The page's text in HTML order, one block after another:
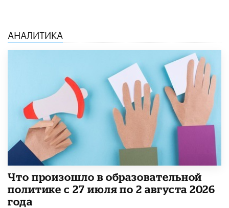
АНАЛИТИКА
​Что произошло в образовательной
политике с 27 июля по 2 августа 2026
года